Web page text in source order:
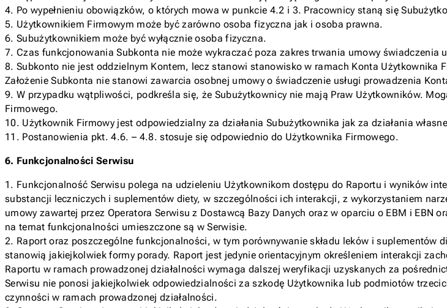
4. Po wypełnieniu obowiązków, o których mowa w punkcie 4.2 i 3. Pracownicy staną się
5. Użytkownikiem Firmowym może być zarówno osoba fizyczna jak i osoba prawna.
6. Subużytkownikiem może być wyłącznie osoba fizyczna.
7. Czas funkcjonowania Subkonta nie może wykraczać poza zakres trwania umowy świadczenia
8. Subkonto nie jest oddzielnym Kontem, lecz stanowi stanowisko w ramach Konta
Założenie Subkonta nie stanowi zawarcia osobnej umowy o świadczenie usługi prowadzenia
9. W przypadku wątpliwości, podkreśla się, że Subużytkownicy nie mają Praw Użytkowników.
Firmowego.
10. Użytkownik Firmowy jest odpowiedzialny za działania Subużytkownika jak za działania
11. Postanowienia pkt. 4.6. – 4.8. stosuje się odpowiednio do Użytkownika Firmowego.
6. Funkcjonalności Serwisu
1. Funkcjonalność Serwisu polega na udzieleniu Użytkownikom dostępu do Raportu i wyników
substancji leczniczych i suplementów diety, w szczególności ich interakcji, z wykorzystaniem
umowy zawartej przez Operatora Serwisu z Dostawcą Bazy Danych oraz w oparciu o EBM i EBN
na temat funkcjonalności umieszczone są w Serwisie.
2. Raport oraz poszczególne funkcjonalności, w tym porównywanie składu leków i
stanowią jakiejkolwiek formy porady. Raport jest jedynie orientacyjnym określeniem interakcji
Raportu w ramach prowadzonej działalności wymaga dalszej weryfikacji uzyskanych za
Serwisu nie ponosi jakiejkolwiek odpowiedzialności za szkodę Użytkownika lub podmiotów
czynności w ramach prowadzonej działalności.